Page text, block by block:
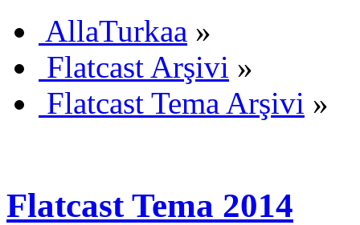
AllaTurkaa »
Flatcast Arşivi »
Flatcast Tema Arşivi »
Flatcast Tema 2014